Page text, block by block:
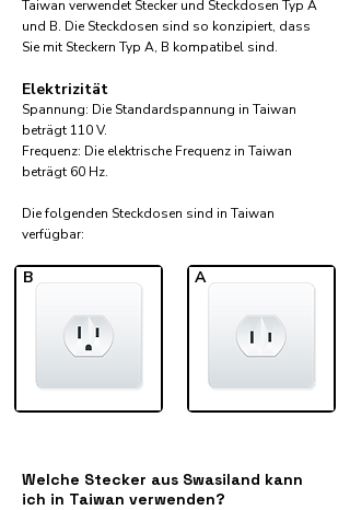
Taiwan verwendet Stecker und Steckdosen Typ A
und B. Die Steckdosen sind so konzipiert, dass
Sie mit Steckern Typ A, B kompatibel sind.
Elektrizität
Spannung: Die Standardspannung in Taiwan
beträgt 110 V.
Frequenz: Die elektrische Frequenz in Taiwan
beträgt 60 Hz.
Die folgenden Steckdosen sind in Taiwan
verfügbar:​
B A
Welche Stecker aus Swasiland kann
ich in Taiwan verwenden?